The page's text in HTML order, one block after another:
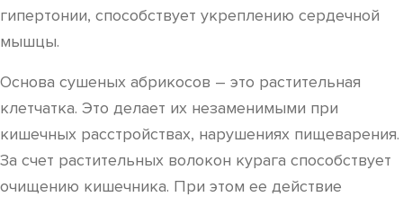
гипертонии, способствует укреплению сердечной
мышцы.
Основа сушеных абрикосов – это растительная
клетчатка. Это делает их незаменимыми при
кишечных расстройствах, нарушениях пищеварения.
За счет растительных волокон курага способствует
очищению кишечника. При этом ее действие